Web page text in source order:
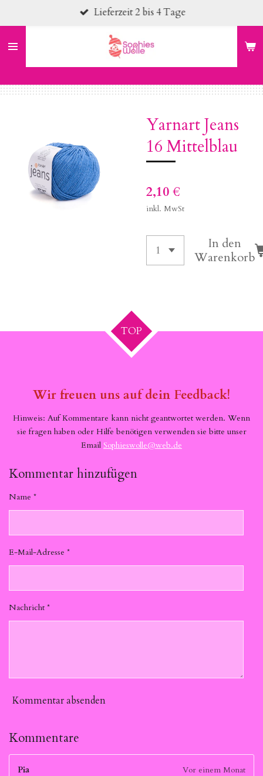
Hauptinhalt
springen
Lieferzeit 2 bis 4 Tage
Yarnart Jeans
16 Mittelblau
2,10 €
inkl. MwSt
In den
Warenkorb
TOP
Wir freuen uns auf dein Feedback!
Hinweis: Auf Kommentare kann nicht geantwortet werden. Wenn
sie fragen haben oder Hilfe benötigen verwenden sie bitte unser
Email Sophieswolle@web.de
Kommentar hinzufügen
Name *
E-Mail-Adresse *
Nachricht *
Kommentar absenden
Kommentare
Pia
Vor einem Monat